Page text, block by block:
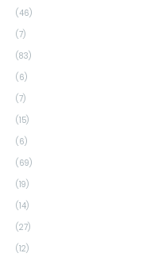
(46)
(7)
(83)
(6)
(7)
(15)
(6)
(69)
(19)
(14)
(27)
(12)